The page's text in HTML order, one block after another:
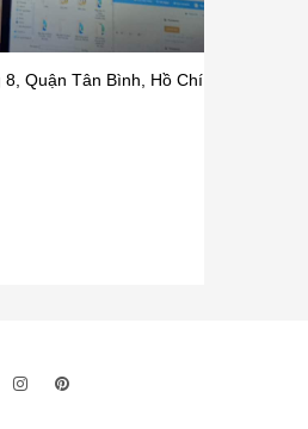
Quận Tân Bình, Hồ Chí